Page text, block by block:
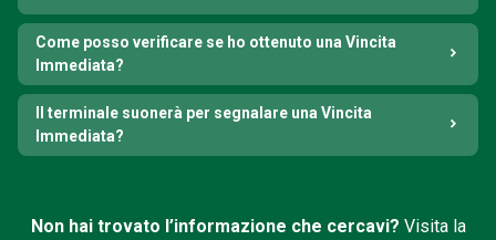
Come posso verificare se ho ottenuto una Vincita
Immediata?
Il terminale suonerà per segnalare una Vincita
Immediata?
Non hai trovato l’informazione che cercavi? Visita la